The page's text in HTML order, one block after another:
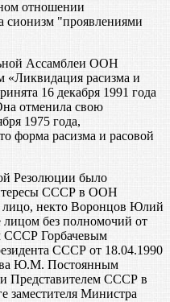
отношении
сионизм "проявлениями
Ассамблеи ООН
«Ликвидация расизма и
16 декабря 1991 года
отменила свою
1975 года,
форма расизма и расовой
Резолюции было
СССР в ООН
лицо, некто Воронцов Юлий
без полномочий от
СССР Горбачевым
СССР от 18.04.1990
Ю.М. Постоянным
Представителем СССР в
заместителя Министра